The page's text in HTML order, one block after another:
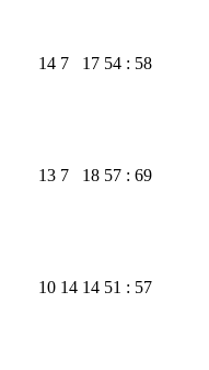
14 7 17 54 : 58
13 7 18 57 : 69
10 14 14 51 : 57